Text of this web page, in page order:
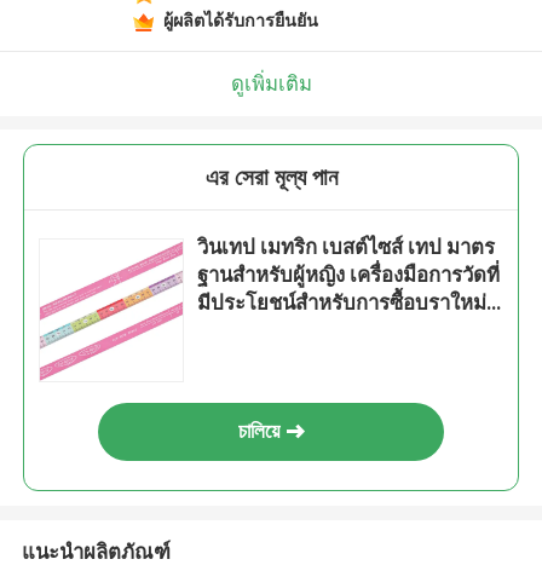
ผู้ผลิตได้รับการยืนยัน
ดูเพิ่มเติม
এর সেরা মূল্য পান
วินเทป เมทริก เบสต์ไซส์ เทป มาตร
ฐานสําหรับผู้หญิง เครื่องมือการวัดที่
มีประโยชน์สําหรับการซื้อบราใหม่
চালিয়ে
แนะนำผลิตภัณฑ์